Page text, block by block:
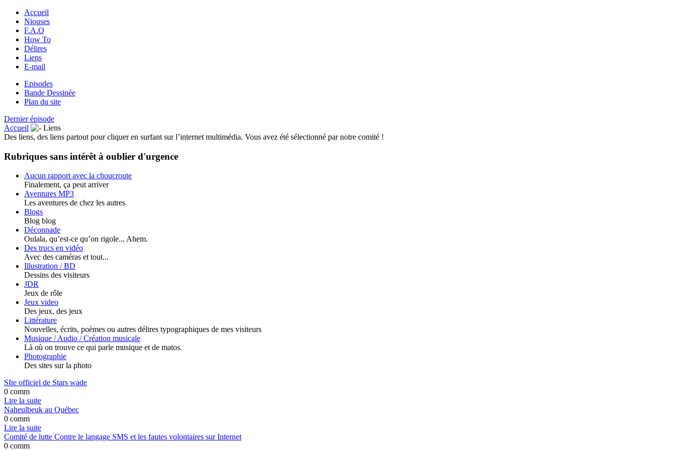
Accueil
Niouses
F.A.Q
How To
Délires
Liens
E-mail
Episodes
Bande Dessinée
Plan du site
Dernier épisode
Accueil
Liens
Des liens, des liens partout pour cliquer en surfant sur l’internet multimédia. Vous avez été sélectionné par notre comité !
Rubriques sans intérêt à oublier d'urgence
Aucun rapport avec la choucroute
Finalement, ça peut arriver
Aventures MP3
Les aventures de chez les autres
Blogs
Blog blog
Déconnade
Oulala, qu’est-ce qu’on rigole... Ahem.
Des trucs en vidéo
Avec des caméras et tout...
Illustration / BD
Dessins des visiteurs
JDR
Jeux de rôle
Jeux video
Des jeux, des jeux
Littérature
Nouvelles, écrits, poèmes ou autres délires typographiques de mes visiteurs
Musique / Audio / Création musicale
Là où on trouve ce qui parle musique et de matos.
Photographie
Des sites sur la photo
SIte officiel de Stars wade
0 comm
Lire la suite
Naheulbeuk au Québec
0 comm
Lire la suite
Comité de lutte Contre le langage SMS et les fautes volontaires sur Internet
0 comm